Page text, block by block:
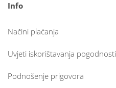
Info
Načini plaćanja
Uvjeti iskorištavanja pogodnosti
Podnošenje prigovora